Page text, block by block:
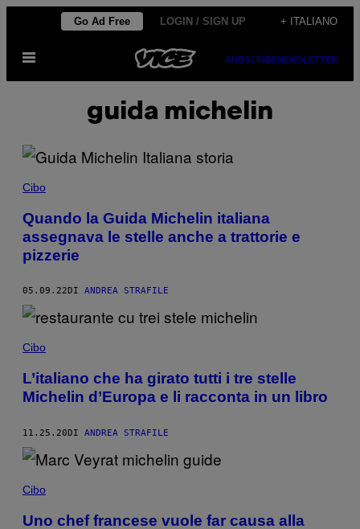
contenuto
Go Ad Free LOGIN / SIGN UP + ITALIANO
Apri
menu
SUBSCRIBENEWSLETTER
guida michelin
Cibo
Quando la Guida Michelin italiana
assegnava le stelle anche a trattorie e
pizzerie
05.09.22 DI ANDREA STRAFILE
Cibo
L’italiano che ha girato tutti i tre stelle
Michelin d’Europa e li racconta in un libro
11.25.20DI ANDREA STRAFILE
Cibo
Uno chef francese vuole far causa alla